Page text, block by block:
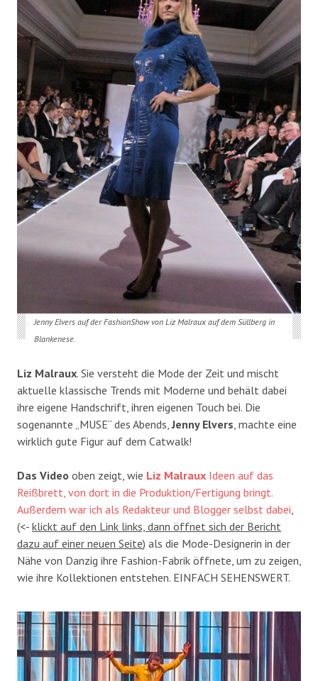
Jenny Elvers auf der FashionShow von Liz Malraux auf dem Süllberg in
Blankenese.
Liz Malraux. Sie versteht die Mode der Zeit und mischt
aktuelle klassische Trends mit Moderne und behält dabei
ihre eigene Handschrift, ihren eigenen Touch bei. Die
sogenannte „MUSE“ des Abends,Jenny Elvers , machte eine
wirklich gute Figur auf dem Catwalk!
Das Video oben zeigt, wie Liz Malraux Ideen auf das
Reißbrett, von dort in die Produktion/Fertigung bringt.
Außerdem war ich als Redakteur und Blogger selbst dabei
(<- klickt auf den Link links, dann öffnet sich der Bericht
dazu auf einer neuen Seite) als die Mode-Designerin in der
Nähe von Danzig ihre Fashion-Fabrik öffnete, um zu zeigen,
wie ihre Kollektionen entstehen. EINFACH SEHENSWERT.